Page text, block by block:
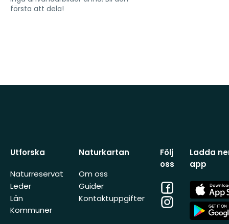
första att dela!
Utforska
Naturreservat
Leder
Län
Kommuner
Naturkartan
Om oss
Guider
Kontaktuppgifter
Följ
oss
Facebook
Instagram
Ladda
app
App
Store
App
Store